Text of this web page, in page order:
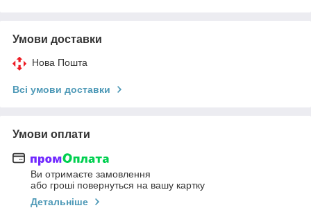
Умови доставки
Нова Пошта
Всі умови доставки
Умови оплати
Ви отримаєте замовлення
або гроші повернуться на вашу картку
Детальніше